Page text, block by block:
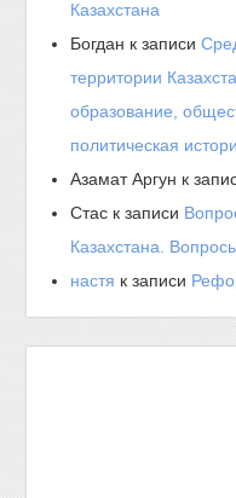
Казахстана
Богдан к записи
территории
образование,
политическая
Азамат Аргун к
Стас к записи
Казахстана.
настя к записи